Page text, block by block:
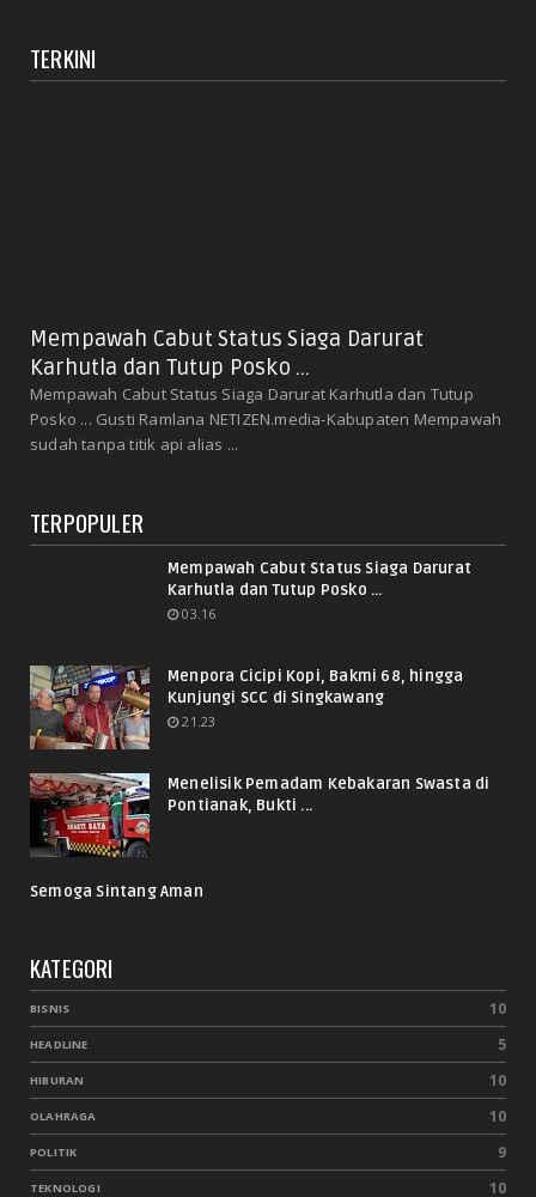
TERKINI
Mempawah Cabut Status Siaga Darurat
Karhutla dan Tutup Posko ...
Mempawah Cabut Status Siaga Darurat Karhutla dan Tutup
Posko ... Gusti Ramlana NETIZEN.media-Kabupaten Mempawah
sudah tanpa titik api alias ...
TERPOPULER
Mempawah Cabut Status Siaga Darurat
Karhutla dan Tutup Posko ...
03.16
Menpora Cicipi Kopi, Bakmi 68, hingga
Kunjungi SCC di Singkawang
21.23
Menelisik Pemadam Kebakaran Swasta di
Pontianak, Bukti ...
Semoga Sintang Aman
KATEGORI
BISNIS 10
HEADLINE 5
HIBURAN 10
OLAHRAGA 10
POLITIK 9
TEKNOLOGI 10